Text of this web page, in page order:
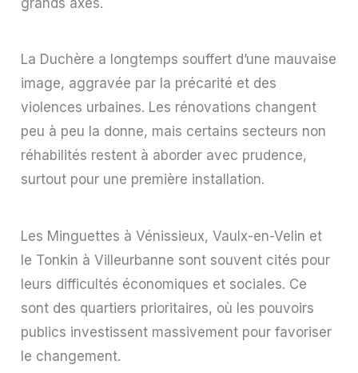
La Duchère a longtemps souffert d’une mauvaise
image, aggravée par la précarité et des
violences urbaines. Les rénovations changent
peu à peu la donne, mais certains secteurs non
réhabilités restent à aborder avec prudence,
surtout pour une première installation.
Les Minguettes à Vénissieux, Vaulx-en-Velin et
le Tonkin à Villeurbanne sont souvent cités pour
leurs difficultés économiques et sociales. Ce
sont des quartiers prioritaires, où les pouvoirs
publics investissent massivement pour favoriser
le changement.